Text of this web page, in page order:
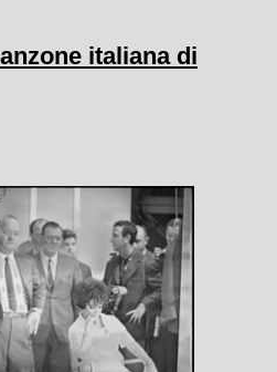
italiana di